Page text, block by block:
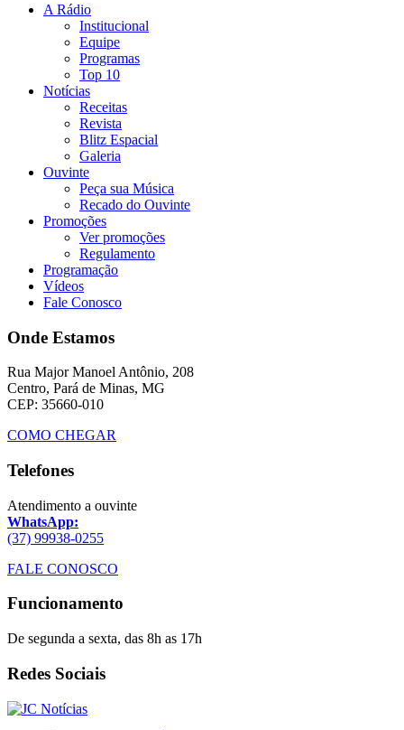
A Rádio
Institucional
Equipe
Programas
Top 10
Notícias
Receitas
Revista
Blitz Espacial
Galeria
Ouvinte
Peça sua Música
Recado do Ouvinte
Promoções
Ver promoções
Regulamento
Programação
Vídeos
Fale Conosco
Onde Estamos
Rua Major Manoel Antônio, 208
Centro, Pará de Minas, MG
CEP: 35660-010
COMO CHEGAR
Telefones
Atendimento a ouvinte
WhatsApp:
(37) 99938-0255
FALE CONOSCO
Funcionamento
De segunda a sexta, das 8h as 17h
Redes Sociais